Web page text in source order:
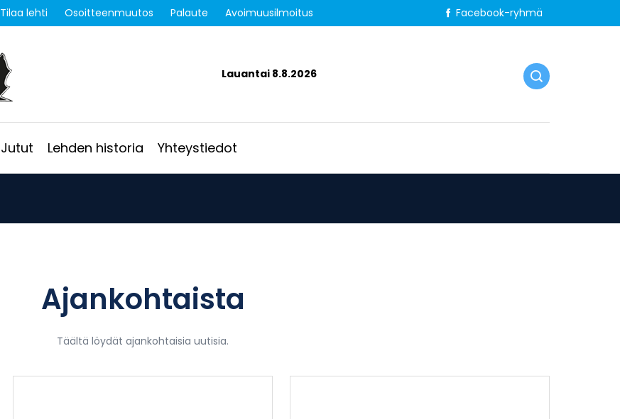
Tilaa lehti Osoitteenmuutos Palaute Avoimuusilmoitus Facebook-ryhmä
Lauantai 8.8.2026
Jutut Lehden historia Yhteystiedot
Ajankohtaista
Täältä löydät ajankohtaisia uutisia.